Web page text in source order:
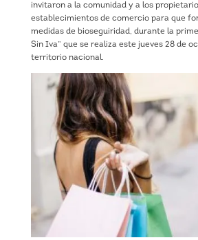
invitaron a la comunidad y a los
establecimientos de comercio para que
medidas de bioseguiridad, durante la
Sin Iva” que se realiza este jueves 28 de
territorio nacional.